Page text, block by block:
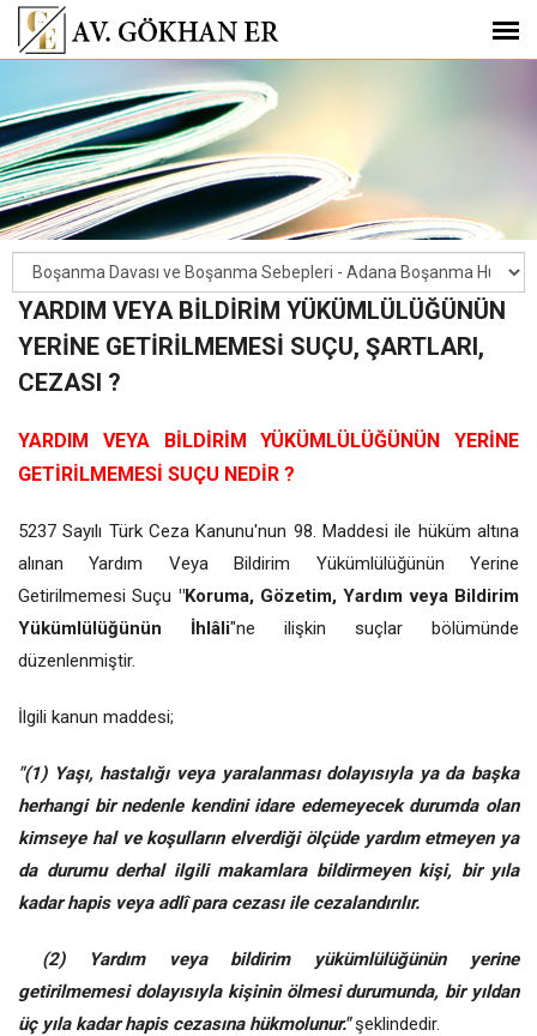
YARDIM VEYA BİLDİRİM YÜKÜMLÜLÜĞÜNÜN
YERİNE GETİRİLMEMESİ SUÇU, ŞARTLARI,
CEZASI ?
YARDIM VEYA BİLDİRİM YÜKÜMLÜLÜĞÜNÜN YERİNE
GETİRİLMEMESİ SUÇU NEDİR ?
5237 Sayılı Türk Ceza Kanunu'nun 98. Maddesi ile hüküm altına
alınan Yardım Veya Bildirim Yükümlülüğünün Yerine
Getirilmemesi Suçu "Koruma, Gözetim, Yardım veya Bildirim
Yükümlülüğünün İhlâli"ne ilişkin suçlar bölümünde
düzenlenmiştir.
İlgili kanun maddesi;
"(1) Yaşı, hastalığı veya yaralanması dolayısıyla ya da başka
herhangi bir nedenle kendini idare edemeyecek durumda olan
kimseye hal ve koşulların elverdiği ölçüde yardım etmeyen ya
da durumu derhal ilgili makamlara bildirmeyen kişi, bir yıla
kadar hapis veya adlî para cezası ile cezalandırılır.
(2) Yardım veya bildirim yükümlülüğünün yerine
getirilmemesi dolayısıyla kişinin ölmesi durumunda, bir yıldan
üç yıla kadar hapis cezasına hükmolunur."şeklindedir.